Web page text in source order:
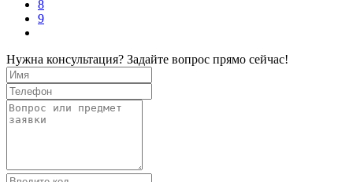
8
9
Нужна консультация? Задайте вопрос прямо сейчас!